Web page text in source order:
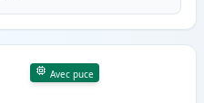
Avec puce